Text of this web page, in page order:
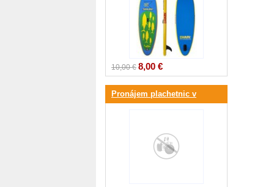
10,00 € 8,00 €
Pronájem plachetnic v